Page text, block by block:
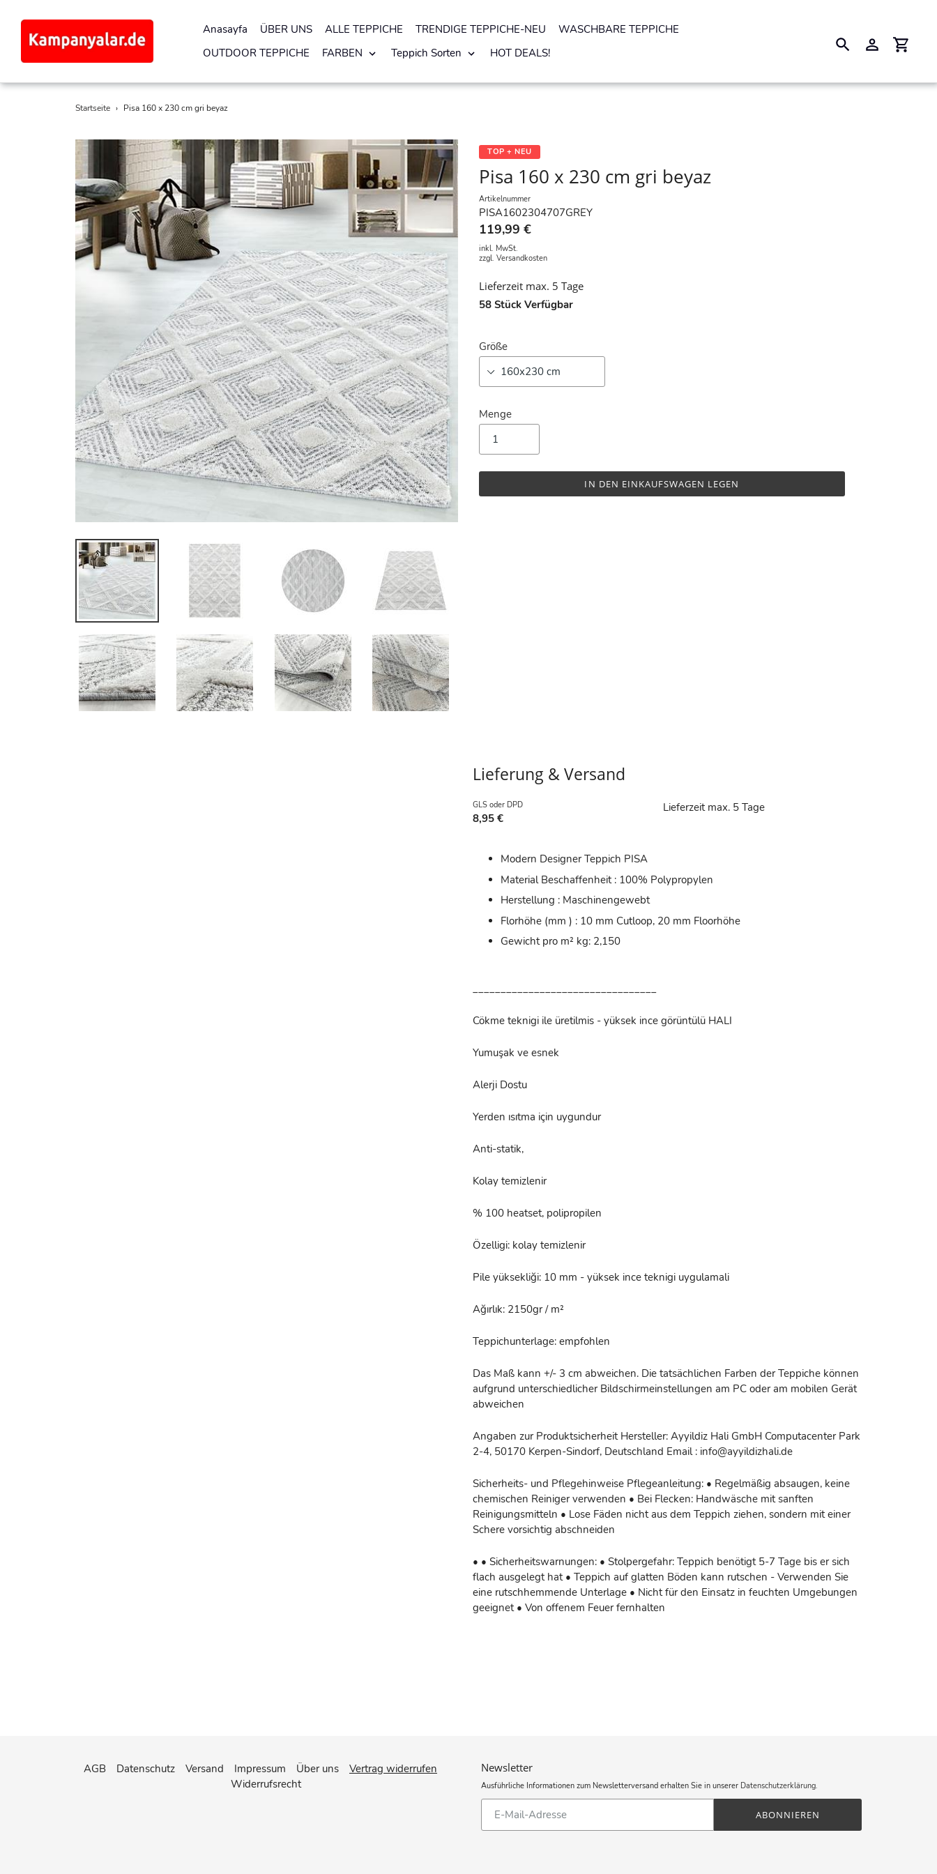
Anasayfa ÜBER UNS ALLE TEPPICHE TRENDIGE TEPPICHE-NEU
WASCHBARE TEPPICHE
OUTDOOR TEPPICHE
FARBEN Teppich Sorten HOT DEALS! SuchenEinloggen
Startseite › Pisa 160 x 230 cm gri beyaz
TOP + NEU
Pisa 160 x 230 cm gri beyaz
Artikelnummer
PISA1602304707GREY
119,99 €
inkl. MwSt.
zzgl. Versandkosten
Lieferzeit max. 5 Tage
58 Stück Verfügbar
Größe
Menge
IN DEN EINKAUFSWAGEN LEGEN
Lieferung & Versand
GLS oder DPD
8,95 €
Lieferzeit max. 5 Tage
Modern Designer Teppich PISA
Material Beschaffenheit : 100% Polypropylen
Herstellung : Maschinengewebt
Florhöhe (mm ) : 10 mm Cutloop, 20 mm Floorhöhe
Gewicht pro m² kg: 2,150
_________________________________
Cökme teknigi ile üretilmis - yüksek ince görüntülü HALI
Yumuşak ve esnek
Alerji Dostu
Yerden ısıtma için uygundur
Anti-statik,
Kolay temizlenir
% 100 heatset, polipropilen
Özelligi: kolay temizlenir
Pile yüksekliği: 10 mm - yüksek ince teknigi uygulamali
Ağırlık: 2150gr / m²
Teppichunterlage: empfohlen
Das Maß kann +/- 3 cm abweichen. Die tatsächlichen Farben der Teppiche können
aufgrund unterschiedlicher Bildschirmeinstellungen am PC oder am mobilen Gerät
abweichen
Angaben zur Produktsicherheit Hersteller: Ayyildiz Hali GmbH Computacenter Park
2-4, 50170 Kerpen-Sindorf, Deutschland Email : info@ayyildizhali.de
Sicherheits- und Pflegehinweise Pflegeanleitung: • Regelmäßig absaugen, keine
chemischen Reiniger verwenden • Bei Flecken: Handwäsche mit sanften
Reinigungsmitteln • Lose Fäden nicht aus dem Teppich ziehen, sondern mit einer
Schere vorsichtig abschneiden
• • Sicherheitswarnungen: • Stolpergefahr: Teppich benötigt 5-7 Tage bis er sich
flach ausgelegt hat • Teppich auf glatten Böden kann rutschen - Verwenden Sie
eine rutschhemmende Unterlage • Nicht für den Einsatz in feuchten Umgebungen
geeignet • Von offenem Feuer fernhalten
AGB Datenschutz Versand Impressum Über uns
Vertrag widerrufen
Widerrufsrecht
Newsletter
Ausführliche Informationen zum Newsletterversand erhalten Sie in unserer Datenschutzerklärung.
ABONNIEREN